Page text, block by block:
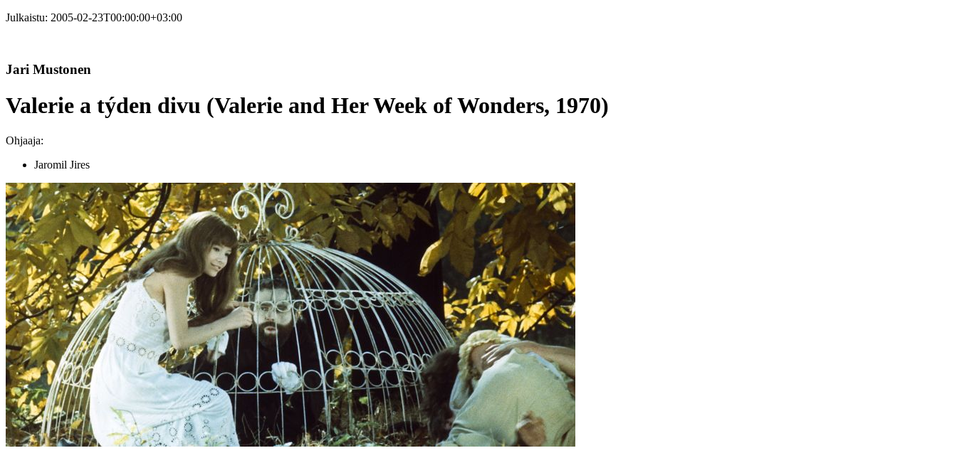
Julkaistu: 2005-02-23T00:00:00+03:00
Jari Mustonen
Valerie a týden divu (Valerie and Her Week of Wonders, 1970)
Ohjaaja:
Jaromil Jires